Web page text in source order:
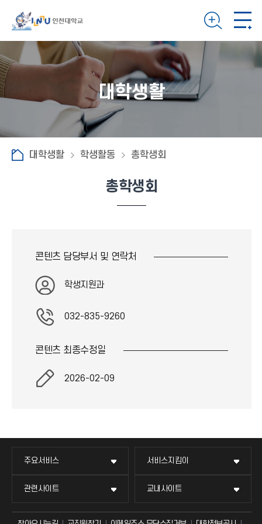
대학생활
대학생활 학생활동 총학생회
총학생회
콘텐츠 담당부서 및 연락처
학생지원과
032-835-9260
콘텐츠 최종수정일
2026-02-09
주요서비스 서비스지킴이
관련사이트 교내사이트